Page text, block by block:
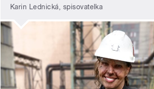
Karin Lednická, spisovatelka